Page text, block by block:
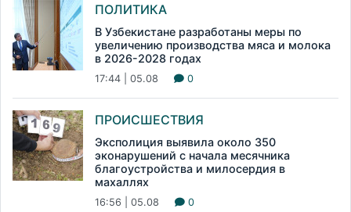
ПОЛИТИКА
В Узбекистане разработаны меры по
увеличению производства мяса и молока
в 2026-2028 годах
17:44 | 05.08 0
ПРОИСШЕСТВИЯ
Эксполиция выявила около 350
эконарушений с начала месячника
благоустройства и милосердия в
махаллях
16:56 | 05.08 0